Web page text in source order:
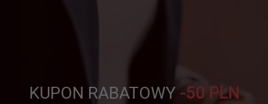
KUPON RABATOWY -50 PLN